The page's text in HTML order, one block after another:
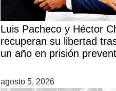
Luis Pacheco y Héctor
recuperan su libertad
un año en prisión
agosto 5, 2026